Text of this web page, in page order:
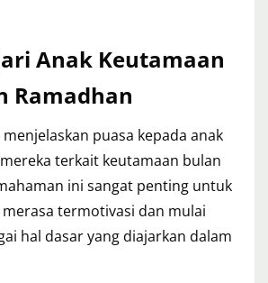
Anak Keutamaan
Ramadhan
puasa kepada anak
terkait keutamaan bulan
ini sangat penting untuk
termotivasi dan mulai
hal dasar yang diajarkan dalam